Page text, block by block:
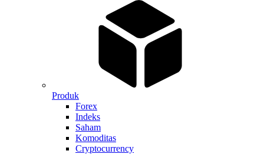
Produk
Forex
Indeks
Saham
Komoditas
Cryptocurrency